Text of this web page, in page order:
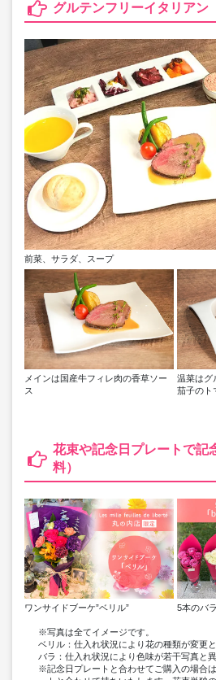
グルテンフリーイタリアン
前菜、サラダ、スープ
メインは国産牛フィレ肉の香草ソー
ス
温菜はグ
茄子のト
花束や記念日プレートで記
料）
ワンサイドブーケ”ベリル” 5本のバ
※写真は全てイメージです。
ベリル：仕入れ状況により花の種類が変更
バラ：仕入れ状況により色味が若干写真と
※記念日プレートと合わせてご購入の場合